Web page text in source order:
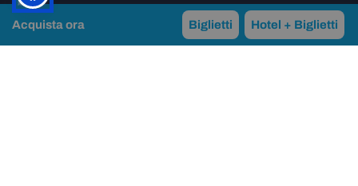
Acquista ora Biglietti Hotel + Biglietti